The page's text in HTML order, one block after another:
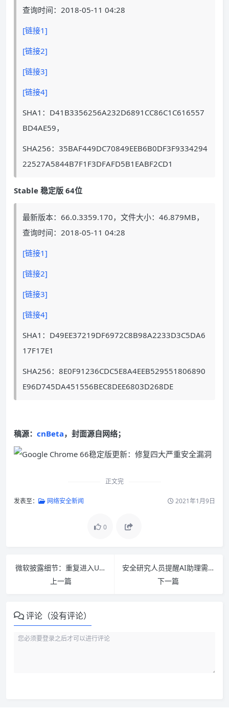
查询时间：2018-05-11 04:28
[链接1]
[链接2]
[链接3]
[链接4]
SHA1：D41B3356256A232D6891CC86C1C616557
BD4AE59，
SHA256：35BAF449DC70849EEB6B0DF3F9334294
22527A5844B7F1F3DFAFD5B1EABF2CD1
Stable 稳定版 64位
最新版本：66.0.3359.170，文件大小：46.879MB，
查询时间：2018-05-11 04:28
[链接1]
[链接2]
[链接3]
[链接4]
SHA1：D49EE37219DF6972C8B98A2233D3C5DA6
17F17E1
SHA256：8E0F91236CDC5E8A4EEB529551806890
E96D745DA451556BEC8DEE6803D268DE
稿源： cnBeta，封面源自网络；
正文完
发表至： 网络安全新闻 2021年1月9日
0
微软披露细节：重复进入UEFI导致英特尔SSD升Windows 10失败
上一篇
安全研究人员提醒AI助理需谨防人耳听不到的“海豚攻击”
下一篇
评论（没有评论）